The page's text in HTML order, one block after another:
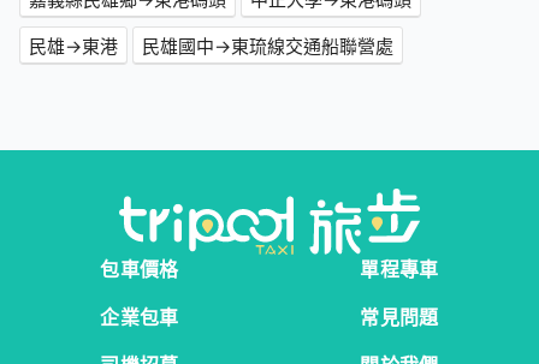
民雄→東港
民雄國中→東琉線交通船聯營處
包車價格
單程專車
企業包車
常見問題